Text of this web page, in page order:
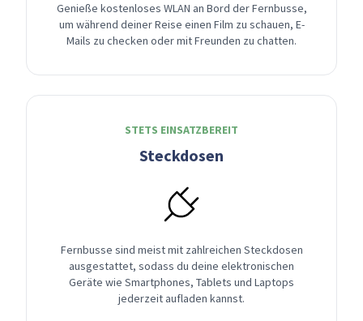
Genieße kostenloses WLAN an Bord der Fernbusse,
um während deiner Reise einen Film zu schauen, E-
Mails zu checken oder mit Freunden zu chatten.
STETS EINSATZBEREIT
Steckdosen
Fernbusse sind meist mit zahlreichen Steckdosen
ausgestattet, sodass du deine elektronischen
Geräte wie Smartphones, Tablets und Laptops
jederzeit aufladen kannst.